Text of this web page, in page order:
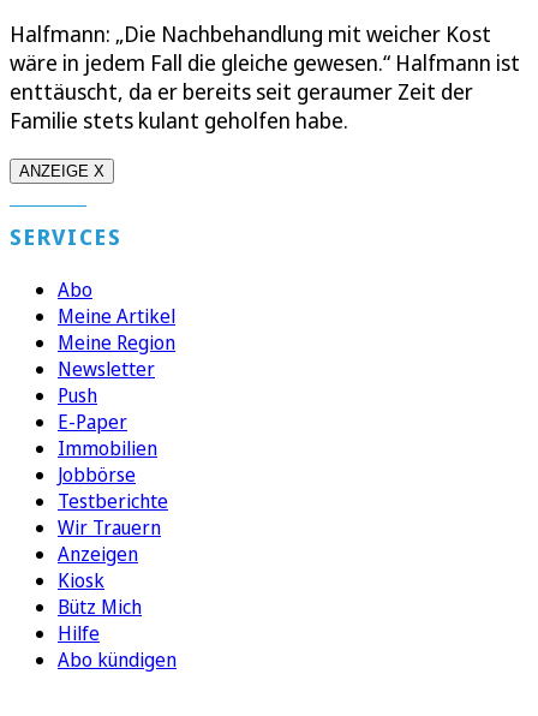
Halfmann: „Die Nachbehandlung mit weicher Kost
wäre in jedem Fall die gleiche gewesen.“ Halfmann ist
enttäuscht, da er bereits seit geraumer Zeit der
Familie stets kulant geholfen habe.
ANZEIGE X
SERVICES
Abo
Meine Artikel
Meine Region
Newsletter
Push
E-Paper
Immobilien
Jobbörse
Testberichte
Wir Trauern
Anzeigen
Kiosk
Bütz Mich
Hilfe
Abo kündigen